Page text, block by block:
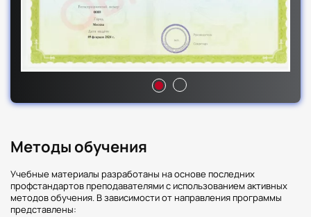
Методы обучения
Учебные материалы разработаны на основе последних
профстандартов преподавателями с использованием активных
методов обучения. В зависимости от направления программы
представлены: